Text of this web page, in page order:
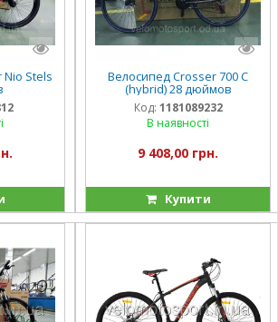
Stels Велосипед Crosser 700 C
(hybrid) 28 дюймов
Код: 1181089232
В наявності
9 408,00 грн.
Купити